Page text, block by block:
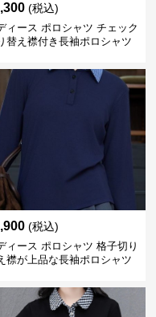
(税込)
ィース ポロシャツ チェック
替え襟付き長袖ポロシャツ
(税込)
ィース ポロシャツ 格子切り
襟が上品な長袖ポロシャツ